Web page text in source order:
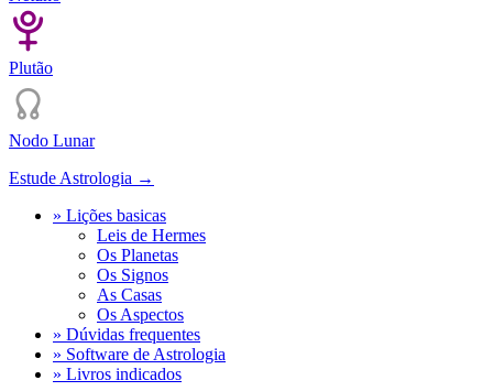
Plutão
Nodo Lunar
Estude Astrologia →
» Lições basicas
Leis de Hermes
Os Planetas
Os Signos
As Casas
Os Aspectos
» Dúvidas frequentes
» Software de Astrologia
» Livros indicados